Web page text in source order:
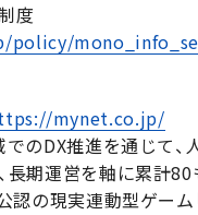
度
mynet.co.jp/
でのDX推進を通じて
長期運営を軸に累計
認の現実連動型ゲーム